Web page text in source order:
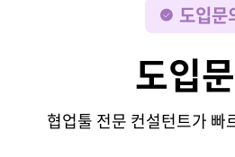
도입문
도입
협업툴 전문 컨설턴트가 빠